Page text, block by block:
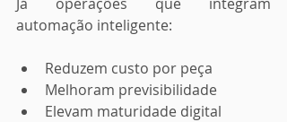
automação inteligente:
Reduzem custo por peça
Melhoram previsibilidade
Elevam maturidade digital